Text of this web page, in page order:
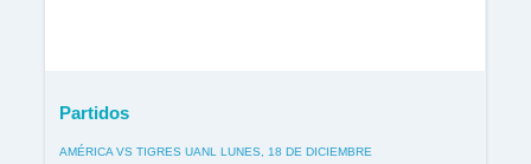
Partidos
AMÉRICA VS TIGRES UANL LUNES, 18 DE DICIEMBRE